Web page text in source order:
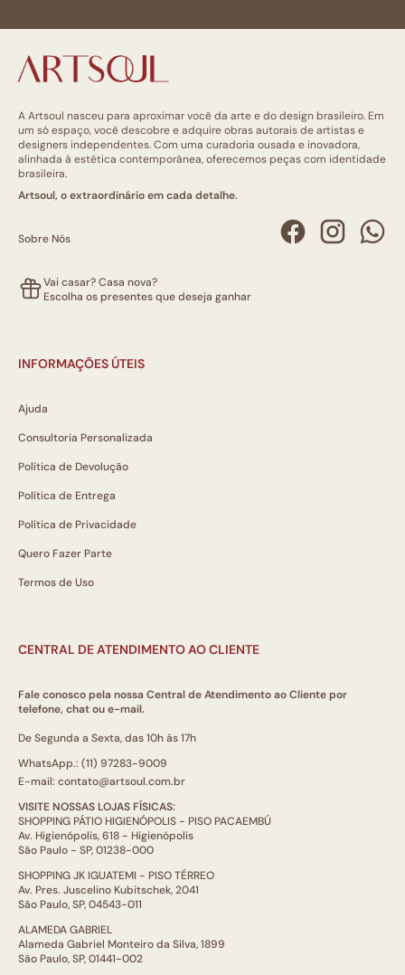
A Artsoul nasceu para aproximar você da arte e do design brasileiro. Em
um só espaço, você descobre e adquire obras autorais de artistas e
designers independentes. Com uma curadoria ousada e inovadora,
alinhada à estética contemporânea, oferecemos peças com identidade
brasileira.
Artsoul, o extraordinário em cada detalhe.
Sobre Nós
Vai casar? Casa nova?
Escolha os presentes que deseja ganhar
INFORMAÇÕES ÚTEIS
Ajuda
Consultoria Personalizada
Política de Devolução
Política de Entrega
Política de Privacidade
Quero Fazer Parte
Termos de Uso
CENTRAL DE ATENDIMENTO AO CLIENTE
Fale conosco pela nossa Central de Atendimento ao Cliente por
telefone, chat ou e-mail.
De Segunda a Sexta, das 10h às 17h
WhatsApp.: (11) 97283-9009
E-mail: contato@artsoul.com.br
VISITE NOSSAS LOJAS FÍSICAS:
SHOPPING PÁTIO HIGIENÓPOLIS - PISO PACAEMBÚ
Av. Higienópolis, 618 - Higienópolis
São Paulo - SP, 01238-000
SHOPPING JK IGUATEMI - PISO TÉRREO
Av. Pres. Juscelino Kubitschek, 2041
São Paulo, SP, 04543-011
ALAMEDA GABRIEL
Alameda Gabriel Monteiro da Silva, 1899
São Paulo, SP, 01441-002